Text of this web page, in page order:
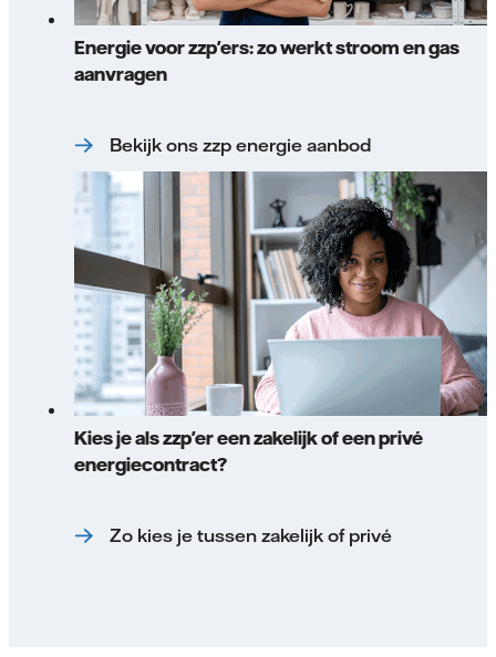
Energie voor zzp'ers: zo werkt stroom en gas
aanvragen
Bekijk ons zzp energie aanbod
Kies je als zzp'er een zakelijk of een privé
energiecontract?
Zo kies je tussen zakelijk of privé